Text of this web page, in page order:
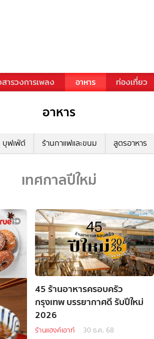
สารวงการเพลง อาหาร ท่องเที่ยว
อาหาร
บุฟเฟ่ต์ ร้านกาแฟและขนม สูตรอาหาร
เทศกาลปีใหม่
45 ร้านอาหารครอบครัว
กรุงเทพ บรรยากาศดี รับปีใหม่
2026
ร้านแฮงค์เอาท์ 30 ธ.ค. 68